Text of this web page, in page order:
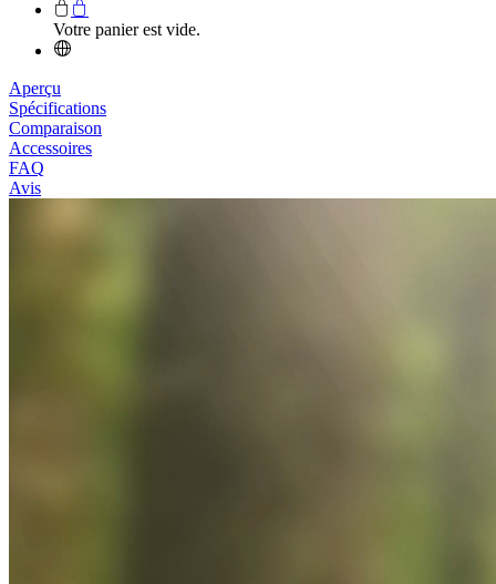
Votre panier est vide.
Aperçu
Spécifications
Comparaison
Accessoires
FAQ
Avis